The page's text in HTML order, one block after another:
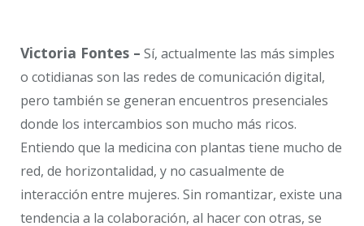
Victoria Fontes – Sí, actualmente las más simples
o cotidianas son las redes de comunicación digital,
pero también se generan encuentros presenciales
donde los intercambios son mucho más ricos.
Entiendo que la medicina con plantas tiene mucho de
red, de horizontalidad, y no casualmente de
interacción entre mujeres. Sin romantizar, existe una
tendencia a la colaboración, al hacer con otras, se